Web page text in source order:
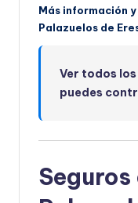
Más información
Palazuelos de
Ver todos
puedes